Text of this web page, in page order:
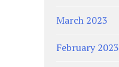
March 2023
February 2023